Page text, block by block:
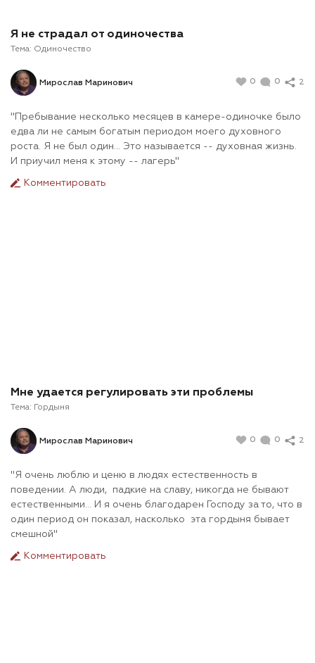
Я не страдал от одиночества
Тема: Одиночество
Мирослав Маринович 0 0 2
"Пребывание несколько месяцев в камере-одиночке было
едва ли не самым богатым периодом моего духовного
роста. Я не был один... Это называется -- духовная жизнь.
И приучил меня к этому -- лагерь"
Комментировать
Мне удается регулировать эти проблемы
Тема: Гордыня
Мирослав Маринович 0 0 2
"Я очень люблю и ценю в людях естественность в
поведении. А люди, падкие на славу, никогда не бывают
естественными... И я очень благодарен Господу за то, что в
один период он показал, насколько эта гордыня бывает
смешной"
Комментировать